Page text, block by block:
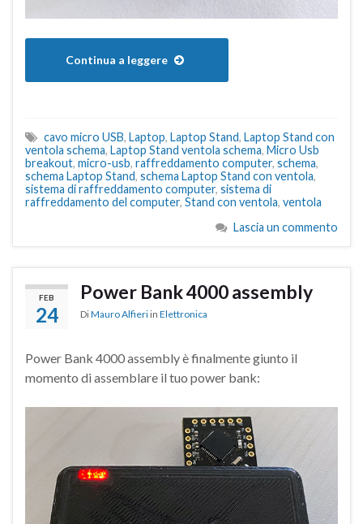
Continua a leggere
cavo micro USB, Laptop, Laptop Stand, Laptop Stand con
ventola schema, Laptop Stand ventola schema, Micro Usb
breakout, micro-usb, raffreddamento computer, schema,
schema Laptop Stand, schema Laptop Stand con ventola,
sistema di raffreddamento computer, sistema di
raffreddamento del computer, Stand con ventola, ventola
Lascia un commento
FEB
24
Power Bank 4000 assembly
DiMauro Alfieri in Elettronica
Power Bank 4000 assembly è finalmente giunto il
momento di assemblare il tuo power bank: